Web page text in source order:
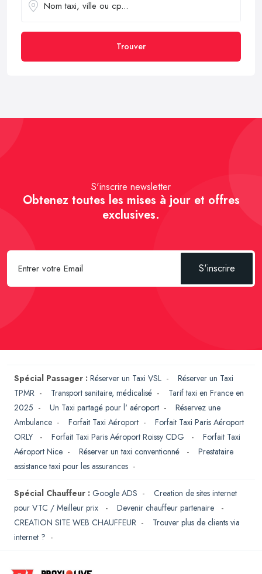
Trouver
S'inscrire newsletter
Obtenez toutes les mises à jour et offres
exclusives.
S'inscrire
Spécial Passager : Réserver un Taxi VSL - Réserver un Taxi
TPMR - Transport sanitaire, médicalisé - Tarif taxi en France en
2025 - Un Taxi partagé pour l' aéroport - Réservez une
Ambulance - Forfait Taxi Aéroport - Forfait Taxi Paris Aéroport
ORLY
- Forfait Taxi Paris Aéroport Roissy CDG - Forfait Taxi
Aéroport Nice - Réserver un taxi conventionné - Prestataire
assistance taxi pour les assurances -
Spécial Chauffeur : Google ADS - Creation de sites internet
pour VTC / Meilleur prix
- Devenir chauffeur partenaire
-
CREATION SITE WEB CHAUFFEUR - Trouver plus de clients via
internet ? -